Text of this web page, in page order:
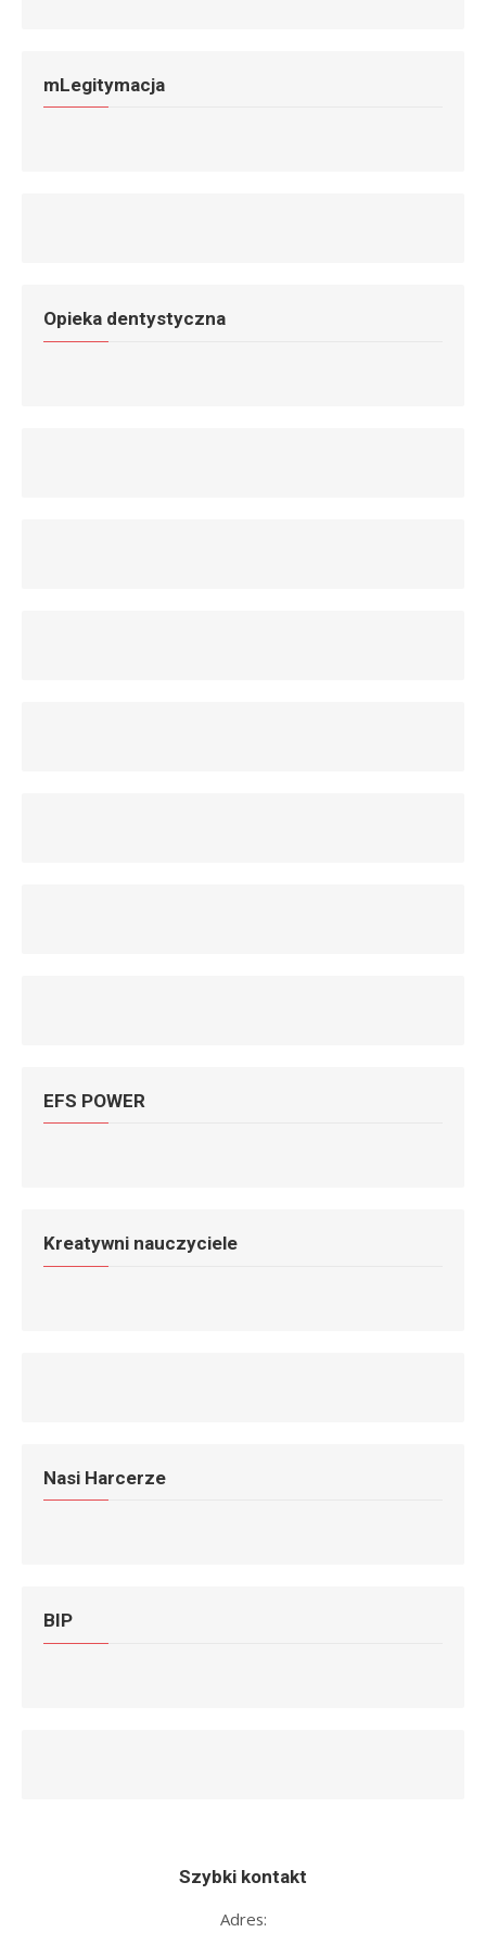
mLegitymacja
Opieka dentystyczna
EFS POWER
Kreatywni nauczyciele
Nasi Harcerze
BIP
Szybki kontakt
Adres: